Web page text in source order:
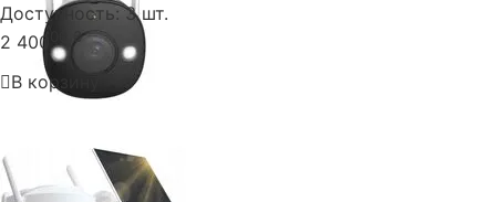
Доступность: 3 шт.
2 400
₴
В корзину